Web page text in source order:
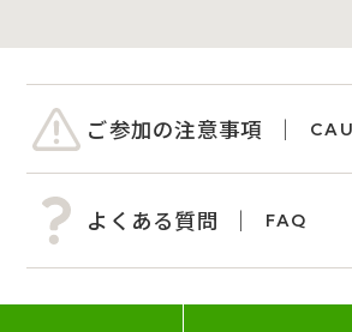
ご参加の注意事項
よくある質問 FAQ